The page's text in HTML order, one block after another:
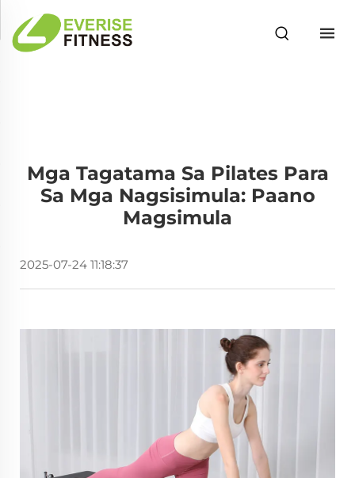
Mga Tagatama Sa Pilates Para
Sa Mga Nagsisimula: Paano
Magsimula
2025-07-24 11:18:37